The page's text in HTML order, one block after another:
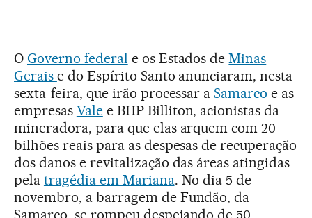
O Governo federal e os Estados deMinas
Gerais e do Espírito Santo anunciaram, nesta
sexta-feira, que irão processar aSamarco e as
empresas Valee BHP Billiton, acionistas da
mineradora, para que elas arquem com 20
bilhões reais para as despesas de recuperação
dos danos e revitalização das áreas atingidas
pela tragédia em Mariana. No dia 5 de
novembro, a barragem de Fundão, da
Samarco, se rompeu despejando de 50